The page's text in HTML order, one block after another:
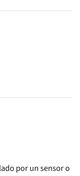
por un sensor o